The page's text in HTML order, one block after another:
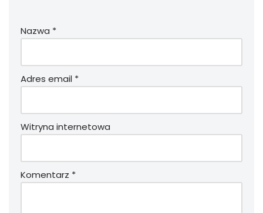
Nazwa *
Adres email *
Witryna internetowa
Komentarz *